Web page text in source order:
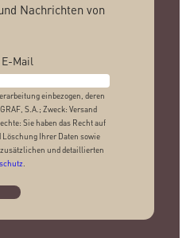
Nachrichten von
Mail
einbezogen, deren
S.A.; Zweck: Versand
Sie haben das Recht auf
Ihrer Daten sowie
und detaillierten